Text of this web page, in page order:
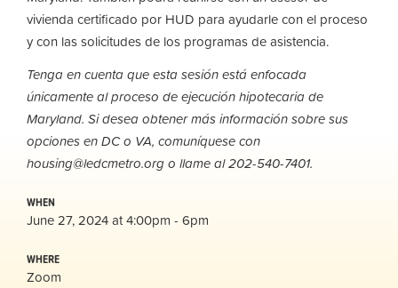
vivienda certificado por HUD para ayudarle con el proceso
y con las solicitudes de los programas de asistencia.
Tenga en cuenta que esta sesión está enfocada
únicamente al proceso de ejecución hipotecaria de
Maryland. Si desea obtener más información sobre sus
opciones en DC o VA, comuníquese con
housing@ledcmetro.org o llame al 202-540-7401.
WHEN
June 27, 2024 at 4:00pm - 6pm
WHERE
Zoom